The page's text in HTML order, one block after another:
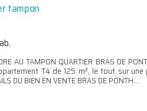
tampon
AU TAMPON QUARTIER BRAS DE
T4 de 125 m², le tout sur
DU BIEN EN VENTE BRAS DE PONTH...